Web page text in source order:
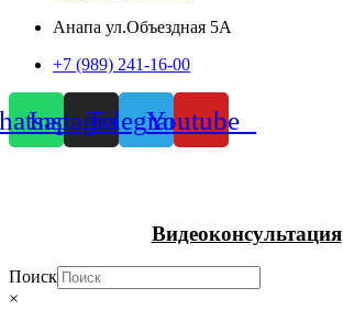
Анапа ул.Объездная 5А
+7 (989) 241-16-00
InstagramTelegramYoutube
Видеоконсультация
Поиск
×